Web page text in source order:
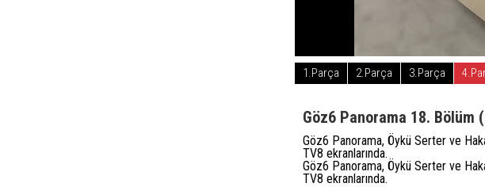
1.Parça 2.Parça 3.Parça
Göz6 Panorama 18. Bölüm
Göz6 Panorama, Öykü Serter ve
TV8 ekranlarında.
Göz6 Panorama, Öykü Serter ve
TV8 ekranlarında.